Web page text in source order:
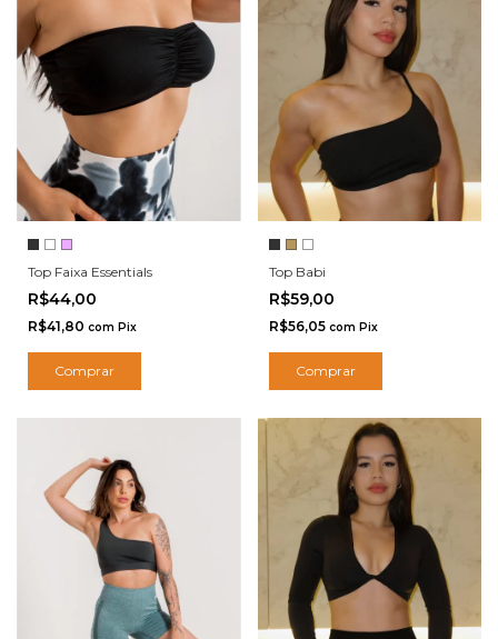
Top Faixa Essentials
R$44,00
R$41,80 com Pix
Comprar
Top Babi
R$59,00
R$56,05 com Pix
Comprar